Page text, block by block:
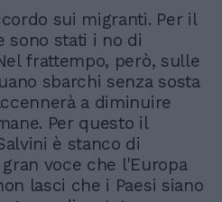
sui migranti. Per il
sono stati i no di
frattempo, però, sulle
sbarchi senza sosta
a diminuire
Per questo il
è stanco di
voce che l'Europa
lasci che i Paesi siano